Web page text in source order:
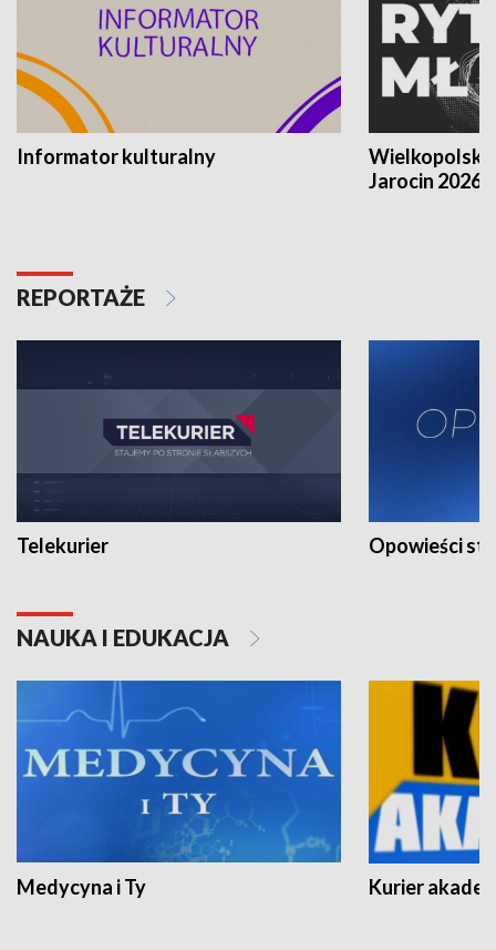
Informator kulturalny
Jarocin 2026
REPORTAŻE
Telekurier Opowieści
NAUKA I EDUKACJA
Medycyna i Ty Kurier